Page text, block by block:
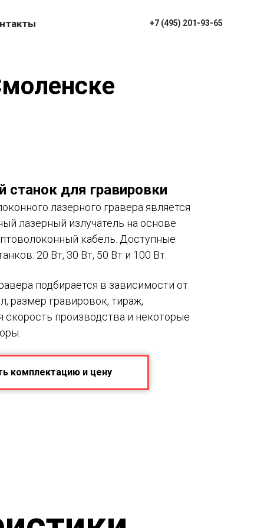
+7 (495) 201-93-65
станок для гравировки
лазерного гравера является
лазерный излучатель на основе
кабель. Доступные
20 Вт, 30 Вт, 50 Вт и 100 Вт.
подбирается в зависимости от
размер гравировок, тираж,
скорость производства и некоторые
комплектацию и цену